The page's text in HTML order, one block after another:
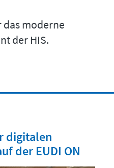
das moderne
der HIS.
digitalen
der EUDI ON